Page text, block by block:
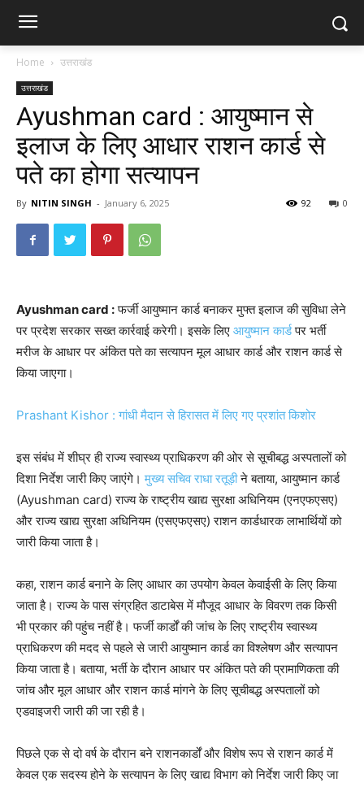
Home उत्तराखंड
उत्तराखंड
Ayushman card : आयुष्मान से
इलाज के लिए आधार राशन कार्ड से
पते का होगा सत्यापन
By NITIN SINGH - January 6, 2025 0
92
Ayushman card :फर्जी आयुष्मान कार्ड बनाकर मुफ्त इलाज की सुविधा लेने
पर प्रदेश सरकार सख्त कार्रवाई करेगी। इसके लिए आयुष्मान कार्डपर भर्ती
मरीज के आधार पर अंकित पते का सत्यापन मूल आधार कार्ड और राशन कार्ड से
किया जाएगा।
Prashant Kishor : गांधी मैदान से हिरासत में लिए गए प्रशांत किशोर
इस संबंध में शीघ्र ही राज्य स्वास्थ्य प्राधिकरण की ओर से सूचीबद्ध अस्पतालों को
दिशा निर्देश जारी किए जाएंगे।मुख्य सचिव राधा रतूड़ीने बताया, आयुष्मान कार्ड
(Ayushman card) राज्य के राष्ट्रीय खाद्य सुरक्षा अधिनियम (एनएफएसए)
और राज्य खाद्य सुरक्षा अधिनियम (एसएफएसए) राशन कार्डधारक लाभार्थियों को
जारी किया जाता है।
कहा, राशन कार्ड बनाने के लिए आधार का उपयोग केवल केवाईसी के लिए किया
जाता है। राज्य के पास संग्रहित डाटाबेस में मौजूद आधार के विवरण तक किसी
भी प्रकार की पहुंच नहीं है। फर्जी कार्डों की जांच के लिए राष्ट्रीय स्वास्थ्य
प्राधिकरण की मदद से पहले से जारी आयुष्मान कार्ड का विश्लेषण और सत्यापन
किया जाता है। बताया, भर्ती के दौरान आधार पर अंकित पते की प्रामाणिकता की
जांच और मूल आधार और राशन कार्ड मांगने के लिए सूचीबद्ध अस्पतालों को
एडवाइजरी जारी की जा रही है।
पिछले एक से दो वर्ष के दौरान बने राशनकार्डों और विशेष रूप से राशन कार्ड में
केवल एक सदस्य होने के सत्यापन के लिए खाद्य विभाग को निर्देश जारी किए जा